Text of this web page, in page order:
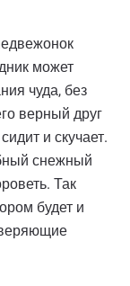
может
чуда, без
верный друг
и скучает.
снежный
Так
будет и